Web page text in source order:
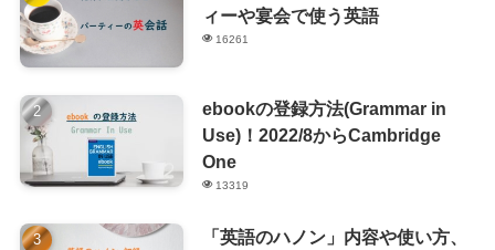
ィーや宴会で使う英語
16261
ebookの登録方法(Grammar in
Use)！2022/8からCambridge
One
13319
「英語のハノン」内容や使い方、